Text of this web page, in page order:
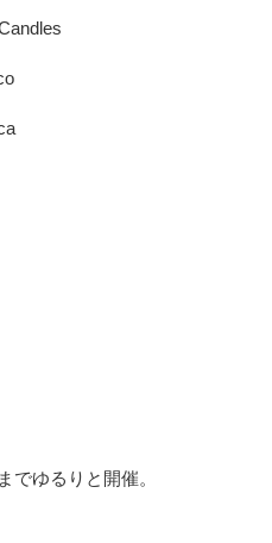
でゆるりと開催。